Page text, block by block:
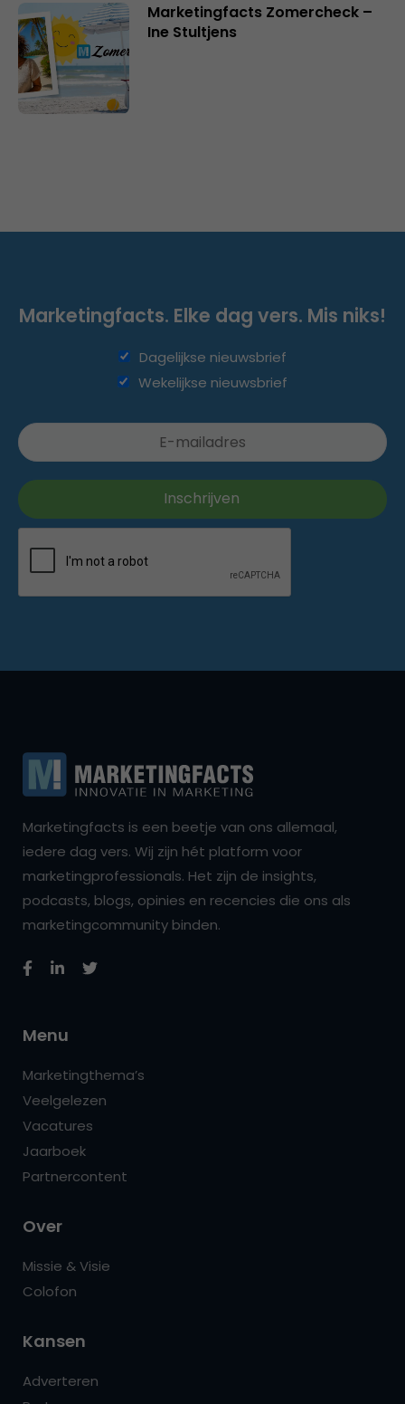
Marketingfacts Zomercheck –
Ine Stultjens
Marketingfacts. Elke dag vers. Mis niks!
Dagelijkse nieuwsbrief
Wekelijkse nieuwsbrief
Marketingfacts is een beetje van ons allemaal,
iedere dag vers. Wij zijn hét platform voor
marketingprofessionals. Het zijn de insights,
podcasts, blogs, opinies en recencies die ons als
marketingcommunity binden.
Menu
Marketingthema’s
Veelgelezen
Vacatures
Jaarboek
Partnercontent
Over
Missie & Visie
Colofon
Kansen
Adverteren